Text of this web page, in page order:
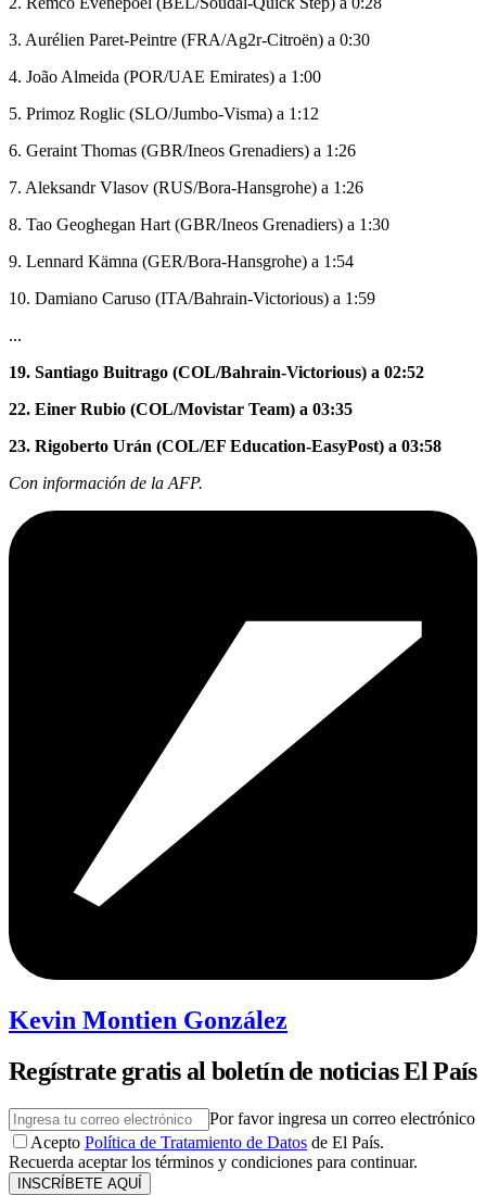
3. Aurélien Paret-Peintre (FRA/Ag2r-Citroën) a 0:30
4. João Almeida (POR/UAE Emirates) a 1:00
5. Primoz Roglic (SLO/Jumbo-Visma) a 1:12
6. Geraint Thomas (GBR/Ineos Grenadiers) a 1:26
7. Aleksandr Vlasov (RUS/Bora-Hansgrohe) a 1:26
8. Tao Geoghegan Hart (GBR/Ineos Grenadiers) a 1:30
9. Lennard Kämna (GER/Bora-Hansgrohe) a 1:54
10. Damiano Caruso (ITA/Bahrain-Victorious) a 1:59
...
19. Santiago Buitrago (COL/Bahrain-Victorious) a 02:52
22. Einer Rubio (COL/Movistar Team) a 03:35
23. Rigoberto Urán (COL/EF Education-EasyPost) a 03:58
Con información de la AFP.
Kevin Montien González
Regístrate gratis al boletín de noticias El País
Por favor ingresa un correo electrónico
Acepto Política de Tratamiento de Datos de El País.
Recuerda aceptar los términos y condiciones para continuar.
INSCRÍBETE AQUÍ